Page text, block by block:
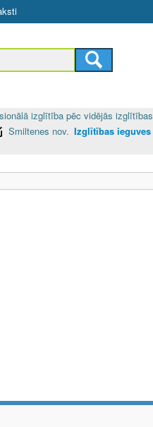
izglītība pēc vidējās izglītības
Smiltenes nov. Izglītības ieguves